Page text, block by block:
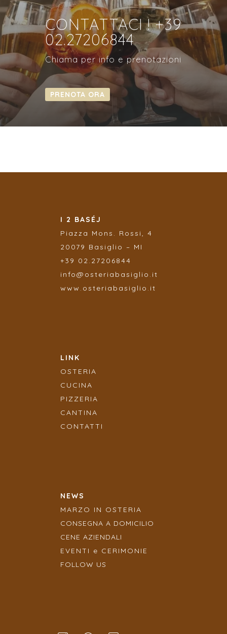
CONTATTACI ! +39
02.27206844
Chiama per info e prenotazioni
PRENOTA ORA
I 2 BASÉJ
Piazza Mons. Rossi, 4
20079 Basiglio – MI
+39 02.27206844
info@osteriabasiglio.it
www.osteriabasiglio.it
LINK
OSTERIA
CUCINA
PIZZERIA
CANTINA
CONTATTI
NEWS
MARZO IN OSTERIA
CONSEGNA A DOMICILIO
CENE AZIENDALI
EVENTI e CERIMONIE
FOLLOW US